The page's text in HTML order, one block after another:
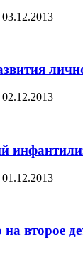
03.12.2013
02.12.2013
01.12.2013
второе